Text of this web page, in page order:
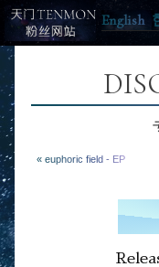
English
« euphoric field - EP